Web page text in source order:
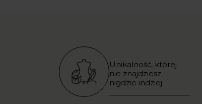
Unikalność, której
nie znajdziesz
nigdzie indziej